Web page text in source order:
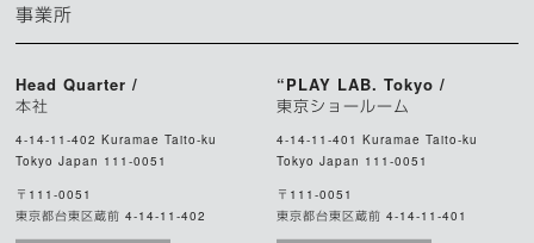
事業所
Head Quarter /
本社
4-14-11-402 Kuramae Taito-ku
Tokyo Japan 111-0051
〒111-0051
東京都台東区蔵前 4-14-11-402
“PLAY LAB. Tokyo /
東京ショールーム
4-14-11-401 Kuramae Taito-ku
Tokyo Japan 111-0051
〒111-0051
東京都台東区蔵前 4-14-11-401